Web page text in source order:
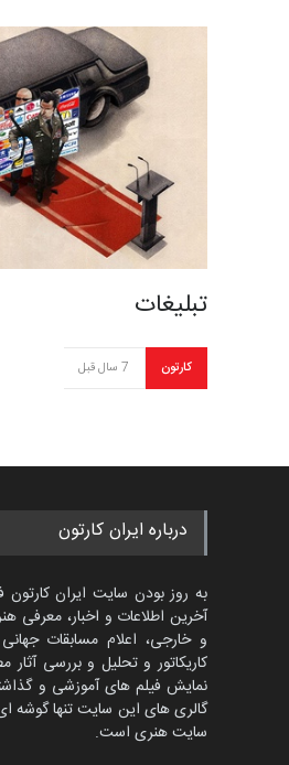
تبلیغات
کارتون 7 سال قبل
درباره ایران کارتون
به روز بودن سایت ایران کارتون
آخرین اطلاعات و اخبار، معرفی
و خارجی، اعلام مسابقات
کاریکاتور و تحلیل و بررسی آثار
نمایش فیلم های آموزشی و
گالری های این سایت تنها گوشه
سایت هنری است.